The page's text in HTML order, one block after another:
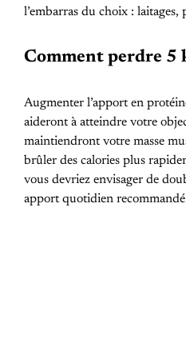
l’embarras du choix :
Comment perdre 5
Augmenter l’apport en
aideront à atteindre votre
maintiendront votre masse
brûler des calories plus
vous devriez envisager de
apport quotidien